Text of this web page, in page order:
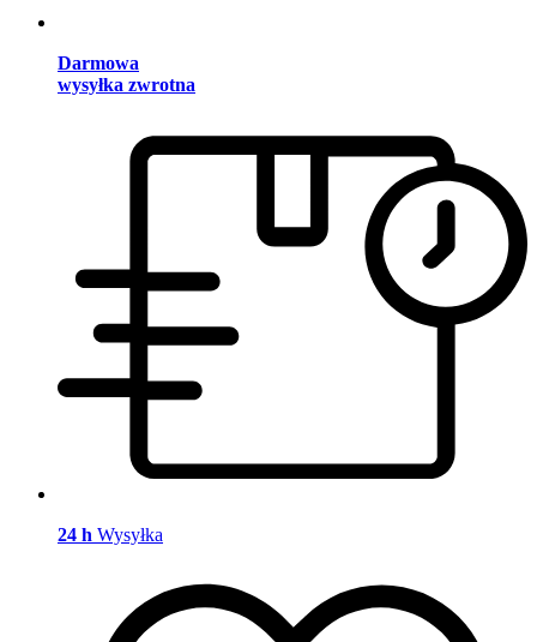
Darmowa
wysyłka zwrotna
24 h Wysyłka